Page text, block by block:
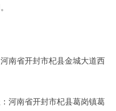
南省开封市杞县金城大道西
河南省开封市杞县葛岗镇葛